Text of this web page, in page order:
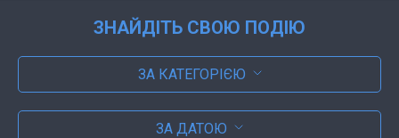
ЗНАЙДІТЬ СВОЮ ПОДІЮ
ЗА КАТЕГОРІЄЮ
ЗА ДАТОЮ